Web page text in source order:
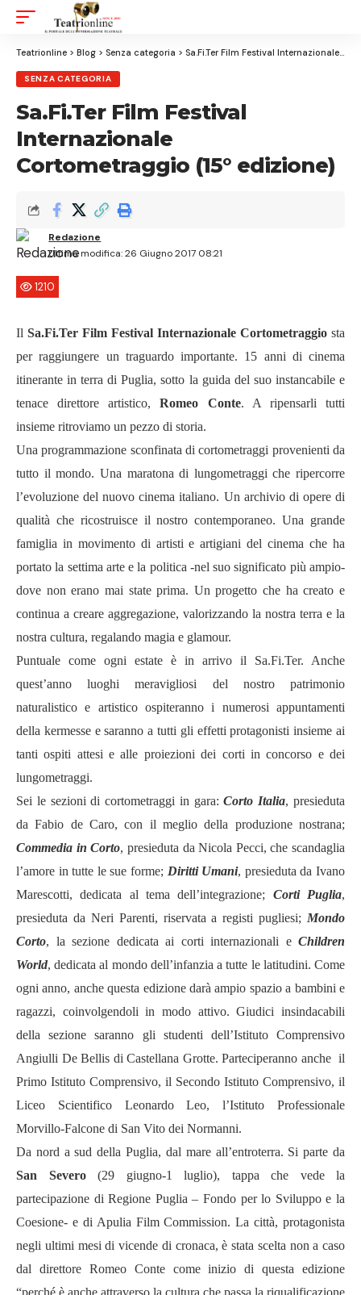
Resizer
Teatrionline > Blog > Senza categoria > Sa.Fi.Ter Film Festival Internazionale Cortometraggio (15° edizione)
SENZA CATEGORIA
Sa.Fi.Ter Film Festival
Internazionale
Cortometraggio (15° edizione)
Ultima modifica: 26 Giugno 2017 08:21
Redazione
1210
Il Sa.Fi.Ter Film Festival Internazionale Cortometraggio sta
per raggiungere un traguardo importante. 15 anni di cinema
itinerante in terra di Puglia, sotto la guida del suo instancabile e
tenace direttore artistico,Romeo Conte. A ripensarli tutti
insieme ritroviamo un pezzo di storia.
Una programmazione sconfinata di cortometraggi provenienti da
tutto il mondo. Una maratona di lungometraggi che ripercorre
l’evoluzione del nuovo cinema italiano. Un archivio di opere di
qualità che ricostruisce il nostro contemporaneo. Una grande
famiglia in movimento di artisti e artigiani del cinema che ha
portato la settima arte e la politica -nel suo significato più ampio-
dove non erano mai state prima. Un progetto che ha creato e
continua a creare aggregazione, valorizzando la nostra terra e la
nostra cultura, regalando magia e glamour.
Puntuale come ogni estate è in arrivo il Sa.Fi.Ter. Anche
quest’anno luoghi meravigliosi del nostro patrimonio
naturalistico e artistico ospiteranno i numerosi appuntamenti
della kermesse e saranno a tutti gli effetti protagonisti insieme ai
tanti ospiti attesi e alle proiezioni dei corti in concorso e dei
lungometraggi.
Sei le sezioni di cortometraggi in gara:Corto Italia, presieduta
da Fabio de Caro, con il meglio della produzione nostrana;
Commedia in Corto, presieduta da Nicola Pecci, che scandaglia
l’amore in tutte le sue forme; Diritti Umani, presieduta da Ivano
Marescotti, dedicata al tema dell’integrazione; Corti Puglia,
presieduta da Neri Parenti, riservata a registi pugliesi; Mondo
Corto, la sezione dedicata ai corti internazionali e Children
World, dedicata al mondo dell’infanzia a tutte le latitudini. Come
ogni anno, anche questa edizione darà ampio spazio a bambini e
ragazzi, coinvolgendoli in modo attivo. Giudici insindacabili
della sezione saranno gli studenti dell’Istituto Comprensivo
Angiulli De Bellis di Castellana Grotte. Parteciperanno anche il
Primo Istituto Comprensivo, il Secondo Istituto Comprensivo, il
Liceo Scientifico Leonardo Leo, l’Istituto Professionale
Morvillo-Falcone di San Vito dei Normanni.
Da nord a sud della Puglia, dal mare all’entroterra. Si parte da
San Severo(29 giugno-1 luglio), tappa che vede la
partecipazione di Regione Puglia – Fondo per lo Sviluppo e la
Coesione- e di Apulia Film Commission. La città, protagonista
negli ultimi mesi di vicende di cronaca, è stata scelta non a caso
dal direttore Romeo Conte come inizio di questa edizione
“perché è anche attraverso la cultura che passa la riqualificazione